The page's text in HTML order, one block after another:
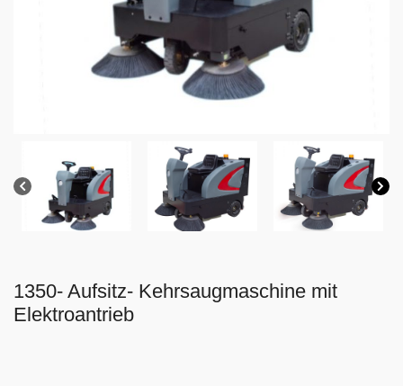
1350- Aufsitz- Kehrsaugmaschine mit
Elektroantrieb